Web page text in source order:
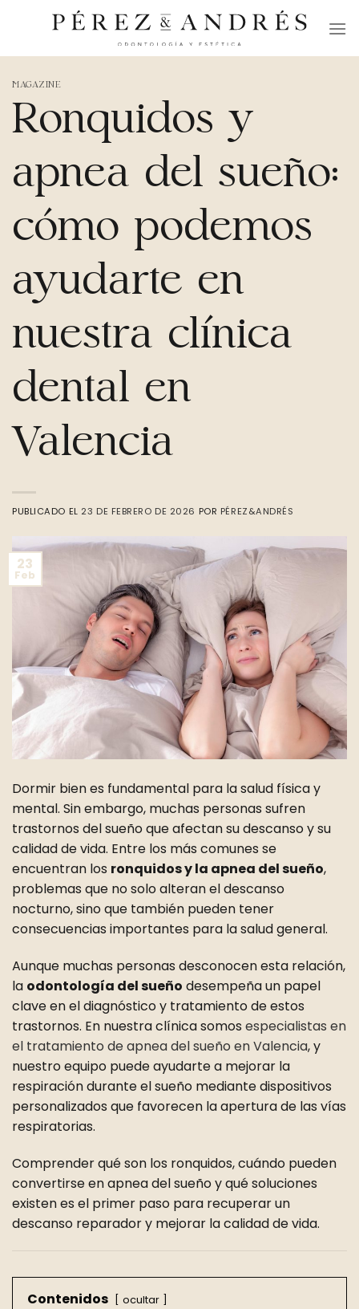
MAGAZINE
Ronquidos y
apnea del sueño:
cómo podemos
ayudarte en
nuestra clínica
dental en
Valencia
PUBLICADO EL 23 DE FEBRERO DE 2026 POR PÉREZ&ANDRÉS
23
Feb
Dormir bien es fundamental para la salud física y
mental. Sin embargo, muchas personas sufren
trastornos del sueño que afectan su descanso y su
calidad de vida. Entre los más comunes se
encuentran los ronquidos y la apnea del sueño,
problemas que no solo alteran el descanso
nocturno, sino que también pueden tener
consecuencias importantes para la salud general.
Aunque muchas personas desconocen esta relación,
la odontología del sueño desempeña un papel
clave en el diagnóstico y tratamiento de estos
trastornos. En nuestra clínica somos especialistas en
el tratamiento de apnea del sueño en Valencia, y
nuestro equipo puede ayudarte a mejorar la
respiración durante el sueño mediante dispositivos
personalizados que favorecen la apertura de las vías
respiratorias.
Comprender qué son los ronquidos, cuándo pueden
convertirse en apnea del sueño y qué soluciones
existen es el primer paso para recuperar un
descanso reparador y mejorar la calidad de vida.
Contenidos ocultar